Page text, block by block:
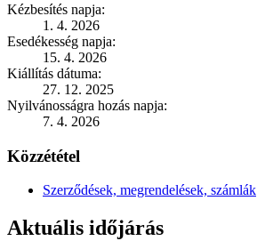
Kézbesítés napja:
1. 4. 2026
Esedékesség napja:
15. 4. 2026
Kiállítás dátuma:
27. 12. 2025
Nyilvánosságra hozás napja:
7. 4. 2026
Közzététel
Szerződések, megrendelések, számlák
Aktuális időjárás